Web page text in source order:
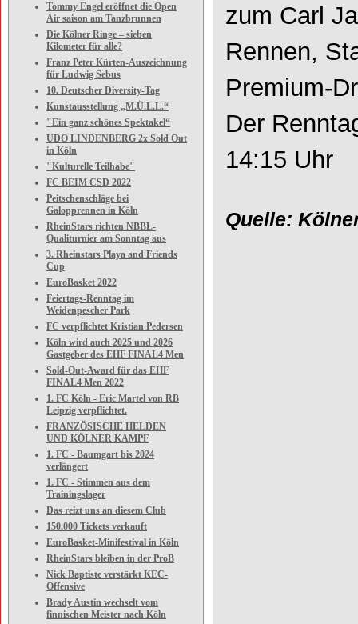
Tommy Engel eröffnet die Open
Air saison am Tanzbrunnen
Die Kölner Ringe – sieben
Kilometer für alle?
Franz Peter Kürten-Auszeichnung
für Ludwig Sebus
10. Deutscher Diversity-Tag
Kunstausstellung „M.Ü.L.L.“
"Ein ganz schönes Spektakel“
UDO LINDENBERG 2x Sold Out
in Köln
"Kulturelle Teilhabe"
FC BEIM CSD 2022
Peitschenschläge bei
Galopprennen in Köln
RheinStars richten NBBL-
Qualiturnier am Sonntag aus
3. Rheinstars Playa and Friends
Cup
EuroBasket 2022
Feiertags-Renntag im
Weidenpescher Park
FC verpflichtet Kristian Pedersen
Köln wird auch 2025 und 2026
Gastgeber des EHF FINAL4 Men
Sold-Out-Award für das EHF
FINAL4 Men 2022
1. FC Köln - Eric Martel von RB
Leipzig verpflichtet.
FRANZÖSISCHE HELDEN
UND KÖLNER KAMPF
1. FC - Baumgart bis 2024
verlängert
1. FC - Stimmen aus dem
Trainingslager
Das reizt uns an diesem Club
150.000 Tickets verkauft
EuroBasket-Minifestival in Köln
RheinStars bleiben in der ProB
Nick Baptiste verstärkt KEC-
Offensive
Brady Austin wechselt vom
finnischen Meister nach Köln
zum Carl
Rennen,
Premium-
Der
14:15 Uhr
Quelle: